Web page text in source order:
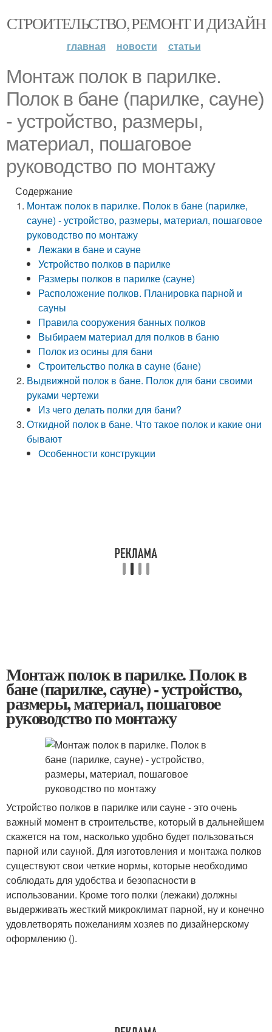
СТРОИТЕЛЬСТВО, РЕМОНТ И ДИЗАЙН
главная новости статьи
Монтаж полок в парилке.
Полок в бане (парилке, сауне)
- устройство, размеры,
материал, пошаговое
руководство по монтажу
Содержание
Монтаж полок в парилке. Полок в бане (парилке,
сауне) - устройство, размеры, материал, пошаговое
руководство по монтажу
Лежаки в бане и сауне
Устройство полков в парилке
Размеры полков в парилке (сауне)
Расположение полков. Планировка парной и
сауны
Правила сооружения банных полков
Выбираем материал для полков в баню
Полок из осины для бани
Строительство полка в сауне (бане)
Выдвижной полок в бане. Полок для бани своими
руками чертежи
Из чего делать полки для бани?
Откидной полок в бане. Что такое полок и какие они
бывают
Особенности конструкции
Монтаж полок в парилке. Полок в
бане (парилке, сауне) - устройство,
размеры, материал, пошаговое
руководство по монтажу
Устройство полков в парилке или сауне - это очень
важный момент в строительстве, который в дальнейшем
скажется на том, насколько удобно будет пользоваться
парной или сауной. Для изготовления и монтажа полков
существуют свои четкие нормы, которые необходимо
соблюдать для удобства и безопасности в
использовании. Кроме того полки (лежаки) должны
выдерживать жесткий микроклимат парной, ну и конечно
удовлетворять пожеланиям хозяев по дизайнерскому
оформлению ().